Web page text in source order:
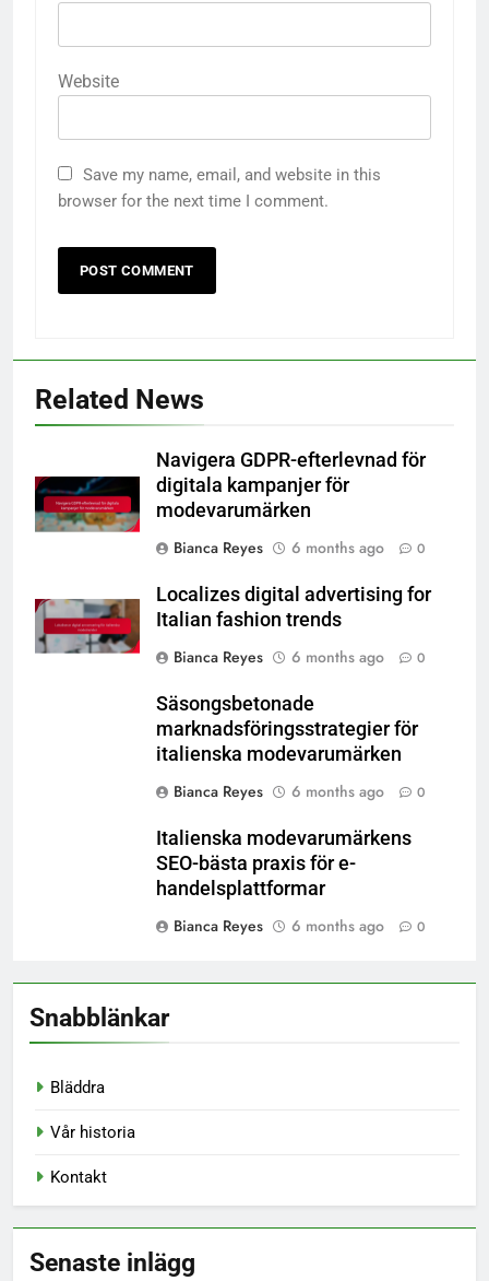
Website
Save my name, email, and website in this
browser for the next time I comment.
Related News
Navigera GDPR-efterlevnad för
digitala kampanjer för
modevarumärken
Bianca Reyes
6 months ago 0
Localizes digital advertising for
Italian fashion trends
Bianca Reyes
6 months ago 0
Säsongsbetonade
marknadsföringsstrategier för
italienska modevarumärken
Bianca Reyes
6 months ago 0
Italienska modevarumärkens
SEO-bästa praxis för e-
handelsplattformar
Bianca Reyes
6 months ago 0
Snabblänkar
Bläddra
Vår historia
Kontakt
Senaste inlägg